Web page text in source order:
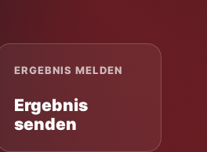
ERGEBNIS MELDEN
Ergebnis
senden